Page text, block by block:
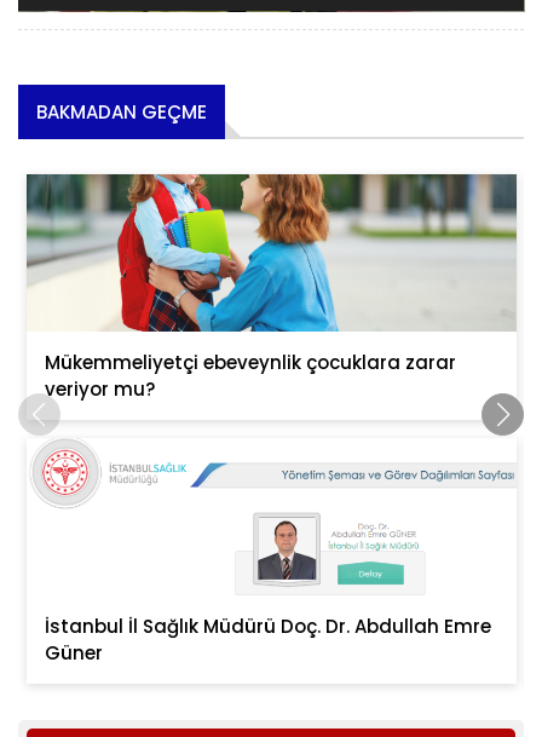
BAKMADAN GEÇME
Mükemmeliyetçi ebeveynlik çocuklara zarar
veriyor mu?
İstanbul İl Sağlık Müdürü Doç. Dr. Abdullah Emre
Güner